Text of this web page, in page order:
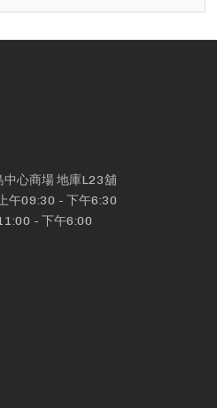
心商場 地庫L23舖
午09:30 - 下午6:30
- 下午6:00